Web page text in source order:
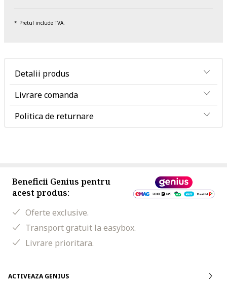
Pretul include TVA.
Detalii produs
Livrare comanda
Politica de returnare
Beneficii Genius pentru
acest produs:
Oferte exclusive.
Transport gratuit la easybox.
Livrare prioritara.
ACTIVEAZA GENIUS